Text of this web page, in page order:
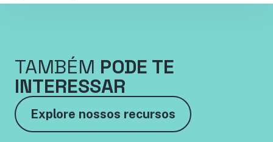
TAMBÉM PODE TE
INTERESSAR
Explore nossos recursos